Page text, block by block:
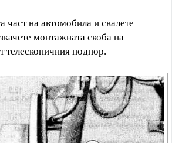
част на автомобила и свалете
монтажната скоба на
телескопичния подпор.